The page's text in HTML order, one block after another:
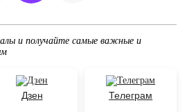
и получайте самые важные и
Дзен Телеграм